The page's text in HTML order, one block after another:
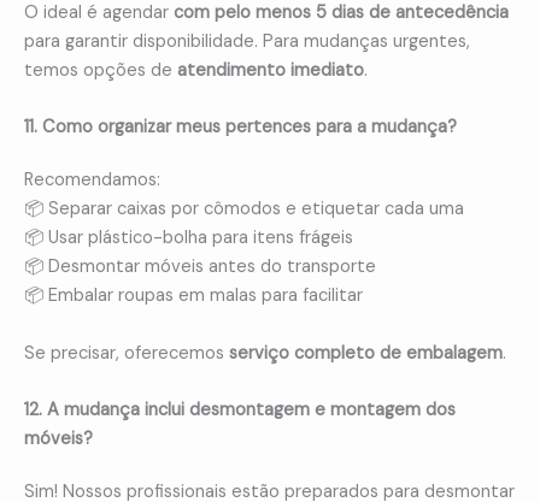
O ideal é agendar com pelo menos 5 dias de antecedência
para garantir disponibilidade. Para mudanças urgentes,
temos opções de atendimento imediato.
11. Como organizar meus pertences para a mudança?
Recomendamos:
📦 Separar caixas por cômodos e etiquetar cada uma
📦 Usar plástico-bolha para itens frágeis
📦 Desmontar móveis antes do transporte
📦 Embalar roupas em malas para facilitar
Se precisar, oferecemos serviço completo de embalagem.
12. A mudança inclui desmontagem e montagem dos
móveis?
Sim! Nossos profissionais estão preparados para desmontar